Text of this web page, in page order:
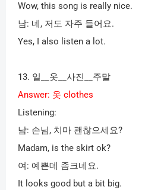
Wow, this song is really nice.
남: 네 , 저도 자주 들어요.
Yes, I also listen a lot.
13. 일 옷 사진
주말
Answer: 옷 clothes
Listening:
남: 손님, 치마 괜찮으세요?
Madam, is the skirt ok?
여 : 예쁜데 좀크네요.
It looks good but a bit big.